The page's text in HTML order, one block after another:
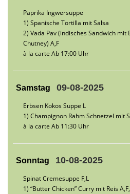
Paprika Ingwersuppe
1) Spanische Tortilla mit Salsa
2) Vada Pav (indisches Sandwich
Chutney) A,F
à la carte Ab 17:00 Uhr
Samstag 09-08-2025
Erbsen Kokos Suppe L
1) Champignon Rahm Schnetzel mit
à la carte Ab 11:30 Uhr
Sonntag 10-08-2025
Spinat Cremesuppe F,L
1) “Butter Chicken” Curry mit Reis